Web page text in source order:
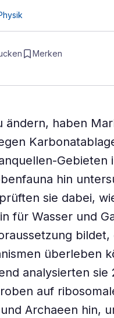
Merken
ändern, haben
Gebieten
hin
sie dabei,
für Wasser und
bildet,
überleben
analysierten sie
auf
Archaeen hin,